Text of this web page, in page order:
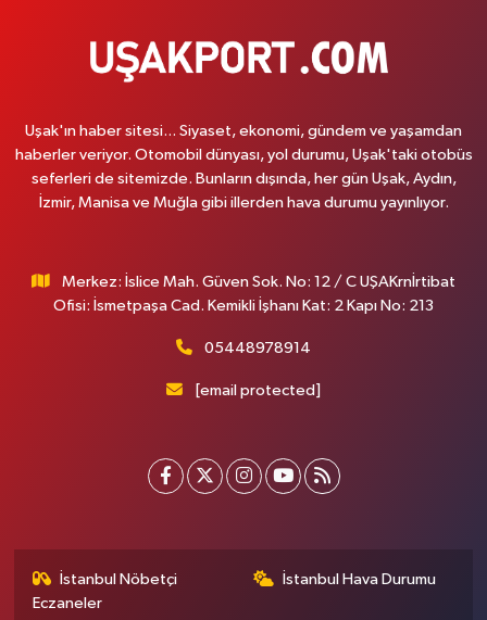
Uşak'ın haber sitesi... Siyaset, ekonomi, gündem ve yaşamdan
haberler veriyor. Otomobil dünyası, yol durumu, Uşak'taki otobüs
seferleri de sitemizde. Bunların dışında, her gün Uşak, Aydın,
İzmir, Manisa ve Muğla gibi illerden hava durumu yayınlıyor.
Merkez: İslice Mah. Güven Sok. No: 12 / C UŞAKrnİrtibat
Ofisi: İsmetpaşa Cad. Kemikli İşhanı Kat: 2 Kapı No: 213
05448978914
[email protected]
İstanbul Nöbetçi
Eczaneler
İstanbul Hava Durumu